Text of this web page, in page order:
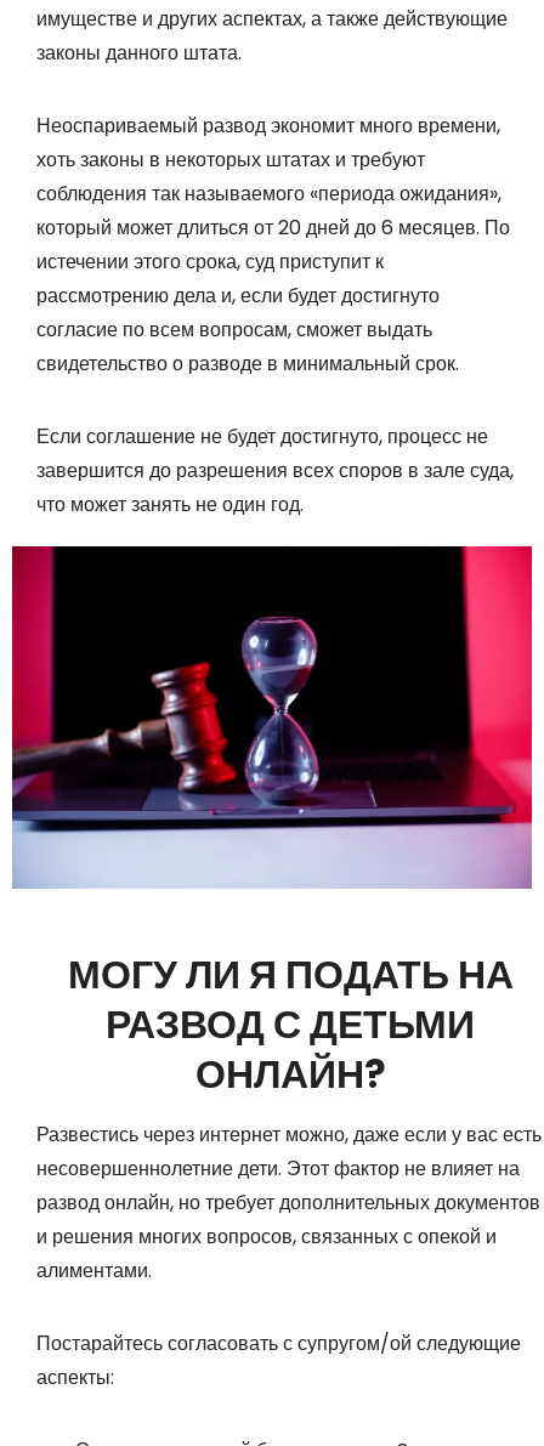
имуществе и других аспектах, а также действующие
законы данного штата.
Неоспариваемый развод экономит много времени,
хоть законы в некоторых штатах и требуют
соблюдения так называемого «периода ожидания»,
который может длиться от 20 дней до 6 месяцев. По
истечении этого срока, суд приступит к
рассмотрению дела и, если будет достигнуто
согласие по всем вопросам, сможет выдать
свидетельство о разводе в минимальный срок.
Если соглашение не будет достигнуто, процесс не
завершится до разрешения всех споров в зале суда,
что может занять не один год.
МОГУ ЛИ Я ПОДАТЬ НА
РАЗВОД С ДЕТЬМИ
ОНЛАЙН?
Развестись через интернет можно, даже если у вас есть
несовершеннолетние дети. Этот фактор не влияет на
развод онлайн, но требует дополнительных документов
и решения многих вопросов, связанных с опекой и
алиментами.
Постарайтесь согласовать с супругом/ой следующие
аспекты: